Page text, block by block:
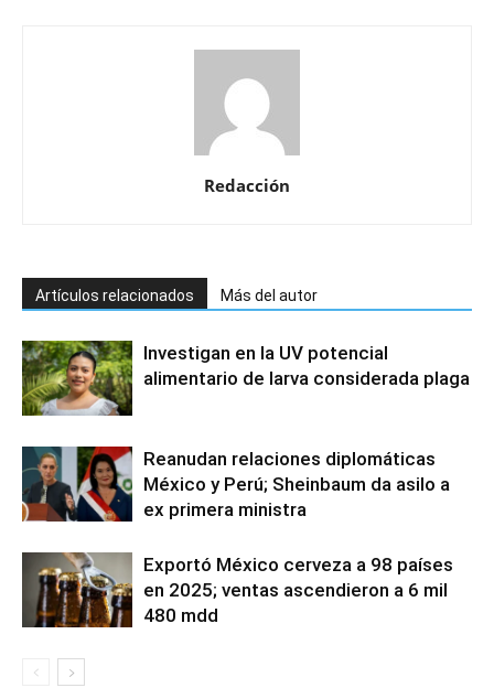
Redacción
Artículos relacionados Más del autor
Investigan en la UV potencial
alimentario de larva considerada plaga
Reanudan relaciones diplomáticas
México y Perú; Sheinbaum da asilo a
ex primera ministra
Exportó México cerveza a 98 países
en 2025; ventas ascendieron a 6 mil
480 mdd